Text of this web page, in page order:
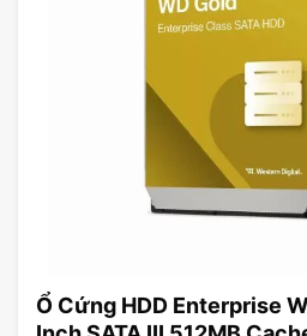
Ổ Cứng HDD Enterprise